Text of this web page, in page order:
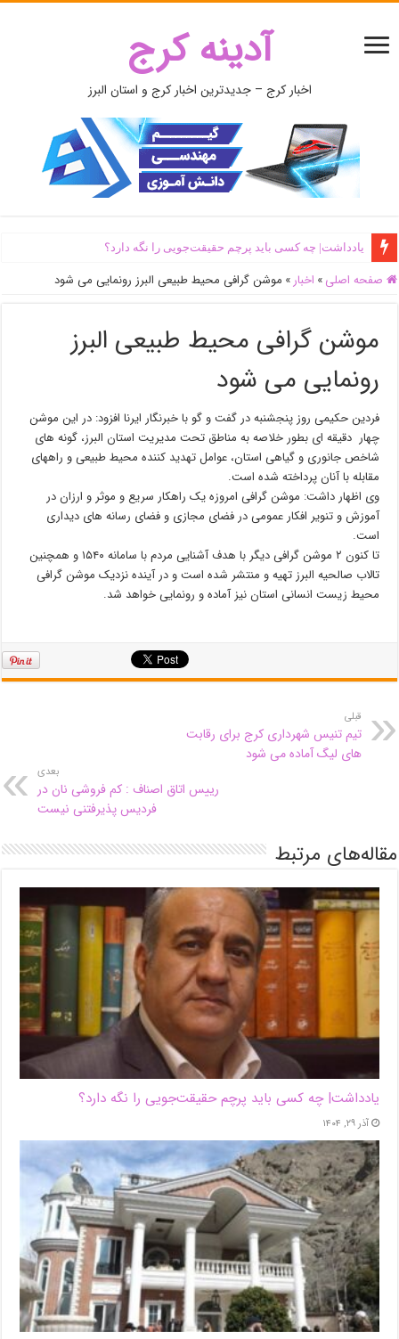
آدینه کرج
اخبار کرج – جدیدترین اخبار کرج و استان البرز
یادداشت| ‌چه کسی باید پرچم حقیقت‌جویی را نگه دارد؟
صفحه اصلی » اخبار » موشن گرافی محیط طبیعی البرز رونمایی می شود
موشن گرافی محیط طبیعی البرز
رونمایی می شود
فردین حکیمی روز پنجشنبه در گفت و گو با خبرنگار ایرنا افزود: در این موشن
چهار دقیقه ای بطور خلاصه به مناطق تحت مدیریت استان البرز، گونه های
شاخص جانوری و گیاهی استان، عوامل تهدید کننده محیط طبیعی و راههای
مقابله با آنان پرداخته شده است.
وی اظهار داشت: موشن گرافی امروزه یک راهکار سریع و موثر و ارزان در
آموزش و تنویر افکار عمومی در فضای مجازی و فضای رسانه های دیداری
است.
تا کنون ۲ موشن گرافی دیگر با هدف آشنایی مردم با سامانه ۱۵۴۰ و همچنین
تالاب صالحیه البرز تهیه و منتشر شده است و در آینده نزدیک موشن گرافی
محیط زیست انسانی استان نیز آماده و رونمایی خواهد شد.
قبلی
تیم تنیس شهرداری کرج برای رقابت
های لیگ آماده می شود
بعدی
رییس اتاق اصناف : کم فروشی نان در
فردیس پذیرفتنی نیست
مقاله‌های مرتبط
یادداشت| ‌چه کسی باید پرچم حقیقت‌جویی را نگه دارد؟
آذر ۲۹, ۱۴۰۴